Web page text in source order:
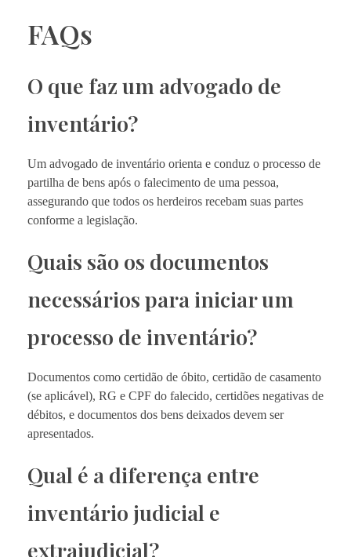
FAQs
O que faz um advogado de
inventário?
Um advogado de inventário orienta e conduz o processo de
partilha de bens após o falecimento de uma pessoa,
assegurando que todos os herdeiros recebam suas partes
conforme a legislação.
Quais são os documentos
necessários para iniciar um
processo de inventário?
Documentos como certidão de óbito, certidão de casamento
(se aplicável), RG e CPF do falecido, certidões negativas de
débitos, e documentos dos bens deixados devem ser
apresentados.
Qual é a diferença entre
inventário judicial e
extrajudicial?